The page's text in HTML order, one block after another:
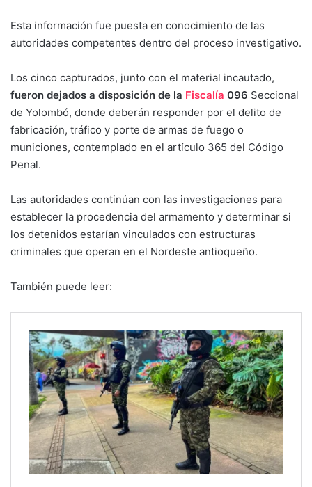
Esta información fue puesta en conocimiento de las
autoridades competentes dentro del proceso investigativo.
Los cinco capturados, junto con el material incautado,
fueron dejados a disposición de la Fiscalía 096 Seccional
de Yolombó, donde deberán responder por el delito de
fabricación, tráfico y porte de armas de fuego o
municiones, contemplado en el artículo 365 del Código
Penal.
Las autoridades continúan con las investigaciones para
establecer la procedencia del armamento y determinar si
los detenidos estarían vinculados con estructuras
criminales que operan en el Nordeste antioqueño.
También puede leer: